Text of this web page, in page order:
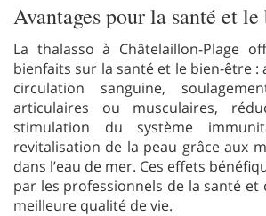
Avantages pour la santé et
La thalasso à Châtelaillon-Plage
bienfaits sur la santé et le bien-être :
circulation sanguine,
articulaires ou musculaires,
stimulation du système
revitalisation de la peau grâce aux
dans l’eau de mer. Ces effets
par les professionnels de la santé
meilleure qualité de vie.